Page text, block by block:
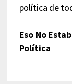
política de
Eso No
Política